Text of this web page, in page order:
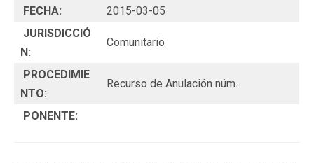
FECHA:
2015-03-05
JURISDICCIÓ
N:
Comunitario
PROCEDIMIE
NTO:
Recurso de Anulación núm.
PONENTE: